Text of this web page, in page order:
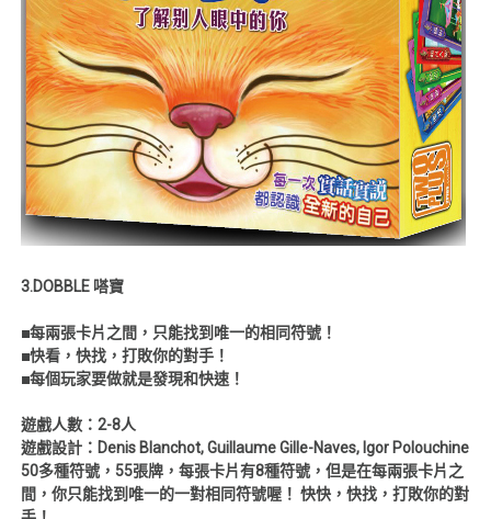
3.DOBBLE 嗒寶
■每兩張卡片之間，只能找到唯一的相同符號！
■快看，快找，打敗你的對手！
■每個玩家要做就是發現和快速！
遊戲人數：2-8人
遊戲設計：Denis Blanchot, Guillaume Gille-Naves, Igor Polouchine
50多種符號，55張牌，每張卡片有8種符號，但是在每兩張卡片之
間，你只能找到唯一的一對相同符號喔！ 快快，快找，打敗你的對